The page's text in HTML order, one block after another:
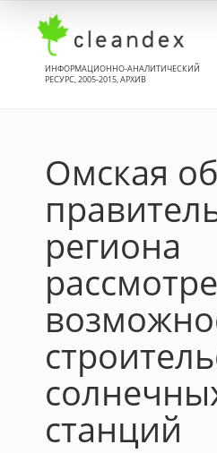
ИНФОРМАЦИОННО-АНАЛИТИЧЕСКИЙ
РЕСУРС, 2005-2015, АРХИВ
Омская
региона
станций